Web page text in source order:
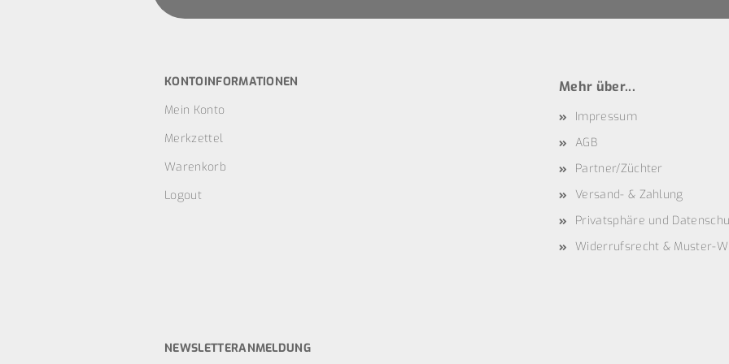
KONTOINFORMATIONEN
Mein Konto
Merkzettel
Warenkorb
Logout
Mehr über...
Impressum
AGB
Partner/Züchter
Versand- & Zahlung
Privatsphäre und
Widerrufsrecht & Muster-
NEWSLETTERANMELDUNG